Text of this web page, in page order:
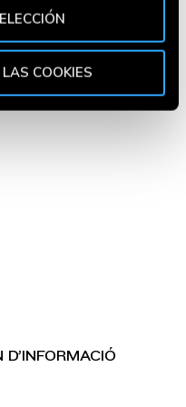
de tu interés.
más información.
pulsando el botón
quieres configurarlas,
COOKIES